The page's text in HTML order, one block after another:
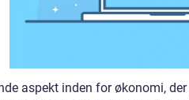
aspekt inden for økonomi,